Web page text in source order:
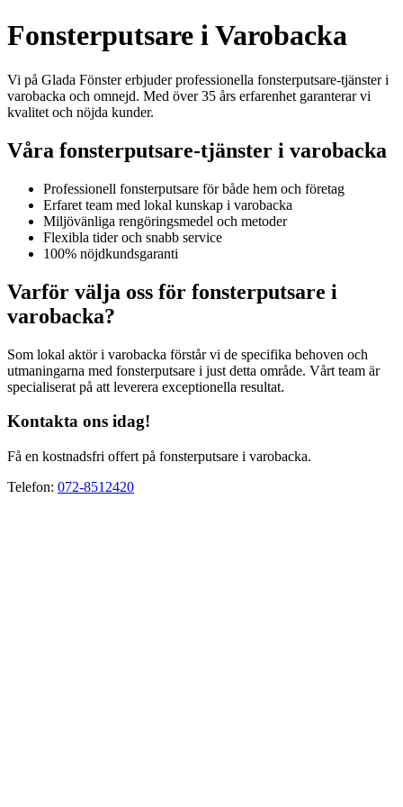
Fonsterputsare i Varobacka
Vi på Glada Fönster erbjuder professionella fonsterputsare-tjänster i
varobacka och omnejd. Med över 35 års erfarenhet garanterar vi
kvalitet och nöjda kunder.
Våra fonsterputsare-tjänster i varobacka
Professionell fonsterputsare för både hem och företag
Erfaret team med lokal kunskap i varobacka
Miljövänliga rengöringsmedel och metoder
Flexibla tider och snabb service
100% nöjdkundsgaranti
Varför välja oss för fonsterputsare i
varobacka?
Som lokal aktör i varobacka förstår vi de specifika behoven och
utmaningarna med fonsterputsare i just detta område. Vårt team är
specialiserat på att leverera exceptionella resultat.
Kontakta ons idag!
Få en kostnadsfri offert på fonsterputsare i varobacka.
Telefon: 072-8512420